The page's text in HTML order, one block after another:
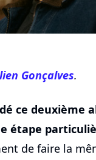
Gonçalves.
ce deuxième
étape
de faire la